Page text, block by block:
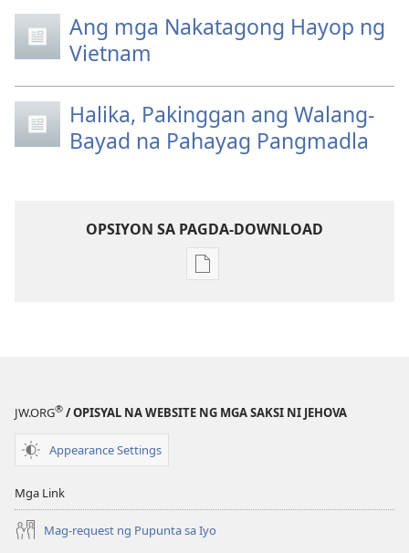
Ang mga Nakatagong Hayop ng
Vietnam
Halika, Pakinggan ang Walang-
Bayad na Pahayag Pangmadla
OPSIYON SA PAGDA-DOWNLOAD
Opsiyon
MAGASIN
JW.ORG® / OPISYAL NA WEBSITE NG MGA SAKSI NI JEHOVA
Appearance Settings
Mga Link
Mag-request ng Pupunta sa Iyo